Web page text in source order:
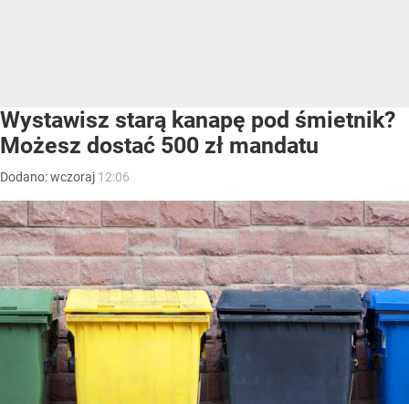
Wystawisz starą kanapę pod śmietnik?
Możesz dostać 500 zł mandatu
Dodano:wczoraj 12:06